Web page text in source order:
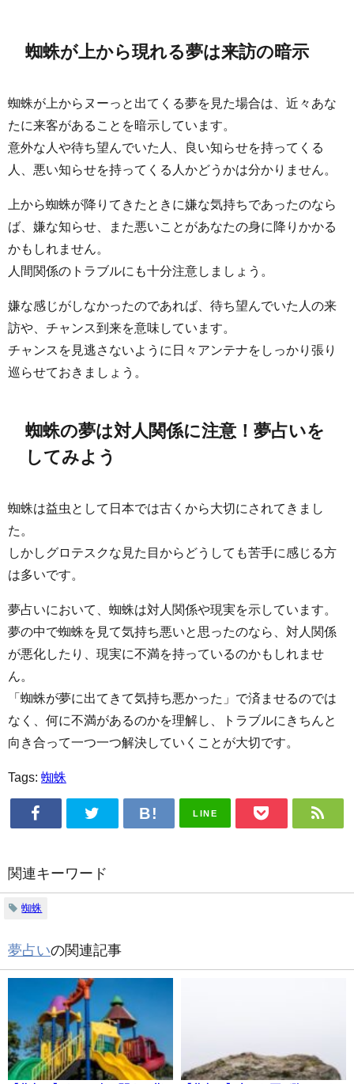
蜘蛛が上から現れる夢は来訪の暗示
蜘蛛が上からヌーっと出てくる夢を見た場合は、近々あな
たに来客があることを暗示しています。
意外な人や待ち望んでいた人、良い知らせを持ってくる
人、悪い知らせを持ってくる人かどうかは分かりません。
上から蜘蛛が降りてきたときに嫌な気持ちであったのなら
ば、嫌な知らせ、また悪いことがあなたの身に降りかかる
かもしれません。
人間関係のトラブルにも十分注意しましょう。
嫌な感じがしなかったのであれば、待ち望んでいた人の来
訪や、チャンス到来を意味しています。
チャンスを見逃さないように日々アンテナをしっかり張り
巡らせておきましょう。
蜘蛛の夢は対人関係に注意！夢占いを
してみよう
蜘蛛は益虫として日本では古くから大切にされてきまし
た。
しかしグロテスクな見た目からどうしても苦手に感じる方
は多いです。
夢占いにおいて、蜘蛛は対人関係や現実を示しています。
夢の中で蜘蛛を見て気持ち悪いと思ったのなら、対人関係
が悪化したり、現実に不満を持っているのかもしれませ
ん。
「蜘蛛が夢に出てきて気持ち悪かった」で済ませるのでは
なく、何に不満があるのかを理解し、トラブルにきちんと
向き合って一つ一つ解決していくことが大切です。
Tags: 蜘蛛
LINE
関連キーワード
蜘蛛
夢占いの関連記事